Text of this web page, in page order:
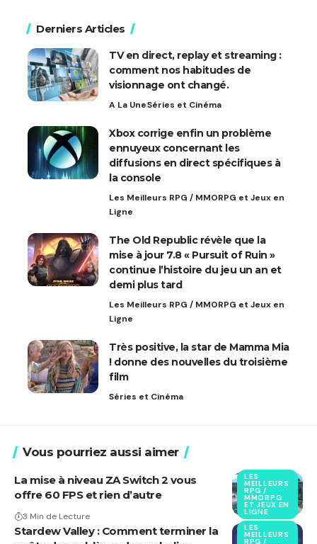
Derniers Articles
TV en direct, replay et streaming :
comment nos habitudes de
visionnage ont changé.
A La UneSéries et Cinéma
Xbox corrige enfin un problème
ennuyeux concernant les
diffusions en direct spécifiques à
la console
Les Meilleurs RPG / MMORPG et Jeux en
Ligne
The Old Republic révèle que la
mise à jour 7.8 « Pursuit of Ruin »
continue l’histoire du jeu un an et
demi plus tard
Les Meilleurs RPG / MMORPG et Jeux en
Ligne
Très positive, la star de Mamma Mia
! donne des nouvelles du troisième
film
Séries et Cinéma
Vous pourriez aussi aimer
LES
MEILLEURS
RPG /
MMORPG
ET JEUX EN
LIGNE
La mise à niveau ZA Switch 2 vous
offre 60 FPS et rien d’autre
3 Min de Lecture
LES
MEILLEURS
RPG /
Stardew Valley : Comment terminer la